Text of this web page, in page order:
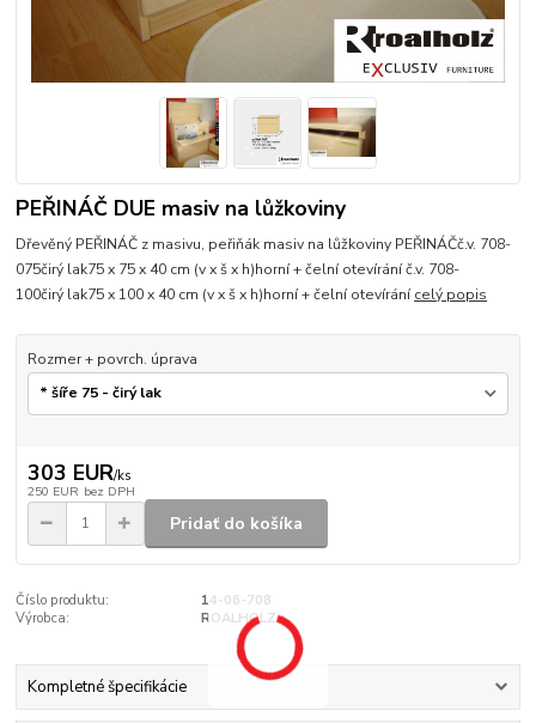
PEŘINÁČ DUE masiv na lůžkoviny
Dřevěný PEŘINÁČ z masivu, peřiňák masiv na lůžkoviny PEŘINÁČč.v. 708-
075čirý lak75 x 75 x 40 cm (v x š x h)horní + čelní otevírání č.v. 708-
100čirý lak75 x 100 x 40 cm (v x š x h)horní + čelní otevíránícelý popis
Rozmer + povrch. úprava
303 EUR/ks
250 EUR bez DPH
Pridať do košíka
Číslo produktu:
14-06-708
Výrobca:
ROALHOLZ
Kompletné špecifikácie